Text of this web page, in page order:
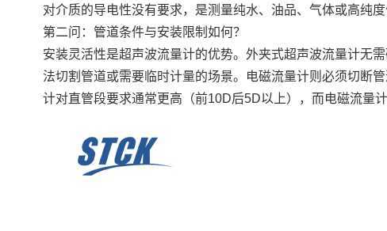
对介质的导电性没有要求，是测量纯水、油品、气体或高纯
第二问：管道条件与安装限制如何？
安装灵活性是超声波流量计的优势。外夹式超声波流量计无
法切割管道或需要临时计量的场景。电磁流量计则必须切断
计对直管段要求通常更高（前10D后5D以上），而电磁流量计